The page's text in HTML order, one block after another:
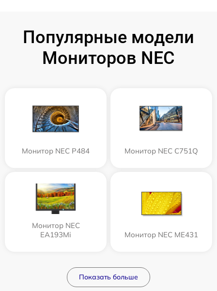
Популярные модели
Мониторов NEC
Монитор NEC P484 Монитор NEC C751Q
Монитор NEC
EA193Mi
Монитор NEC ME431
Показать больше